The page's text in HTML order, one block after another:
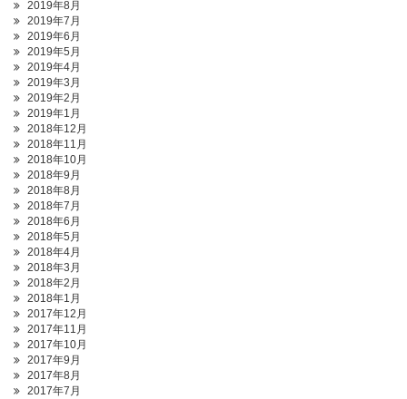
2019年8月
2019年7月
2019年6月
2019年5月
2019年4月
2019年3月
2019年2月
2019年1月
2018年12月
2018年11月
2018年10月
2018年9月
2018年8月
2018年7月
2018年6月
2018年5月
2018年4月
2018年3月
2018年2月
2018年1月
2017年12月
2017年11月
2017年10月
2017年9月
2017年8月
2017年7月